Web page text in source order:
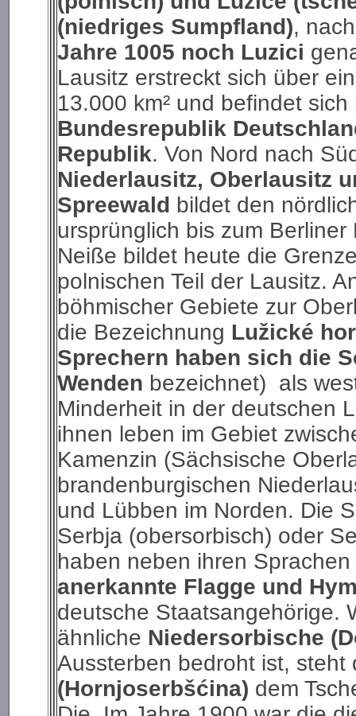
(niedriges Sumpfland),
Jahre 1005 noch Luzici
Lausitz erstreckt sich über
13.000 km² und befindet
Bundesrepublik
Republik. Von Nord nach
Niederlausitz, Oberlausitz
Spreewald bildet den
ursprünglich bis zum
Neiße bildet heute die
polnischen Teil der Lausitz.
böhmischer Gebiete zur
die Bezeichnung Lužické
Sprechern haben sich die
Wenden bezeichnet) als
Minderheit in der deutschen
ihnen leben im Gebiet
Kamenzin (Sächsische
brandenburgischen
und Lübben im Norden. Die
Serbja (obersorbisch) oder
haben neben ihren
anerkannte Flagge und
deutsche Staatsangehörige.
ähnliche Niedersorbische
Aussterben bedroht ist,
(Hornjoserbšćina) dem